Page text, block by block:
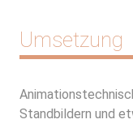
Umsetzung
Standbildern und